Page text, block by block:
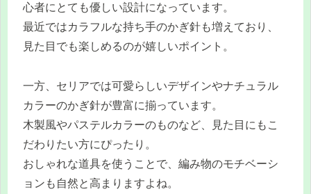
心者にとても優しい設計になっています。
最近ではカラフルな持ち手のかぎ針も増えており、
見た目でも楽しめるのが嬉しいポイント。
一方、セリアでは可愛らしいデザインやナチュラル
カラーのかぎ針が豊富に揃っています。
木製風やパステルカラーのものなど、見た目にもこ
だわりたい方にぴったり。
おしゃれな道具を使うことで、編み物のモチベーシ
ョンも自然と高まりますよね。